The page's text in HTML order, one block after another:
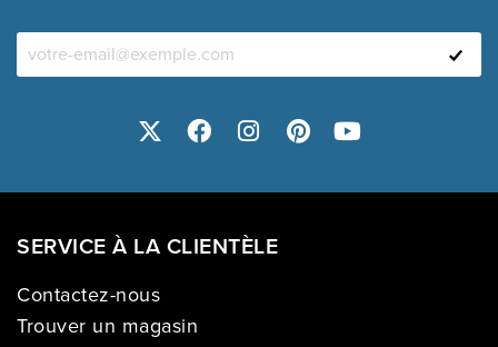
SERVICE À LA CLIENTÈLE
Contactez-nous
Trouver un magasin